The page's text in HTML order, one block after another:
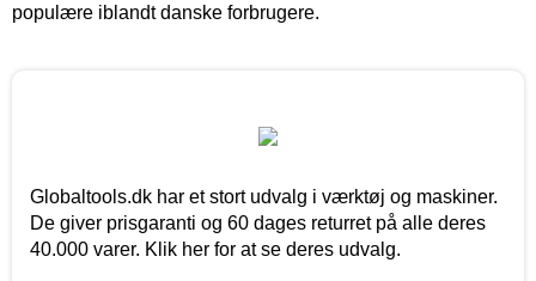
populære iblandt danske forbrugere.
Globaltools.dk har et stort udvalg i værktøj og maskiner.
De giver prisgaranti og 60 dages returret på alle deres
40.000 varer. Klik her for at se deres udvalg.